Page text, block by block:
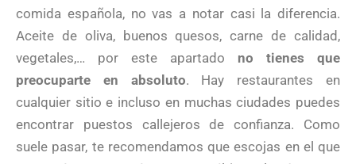
comida española, no vas a notar casi la diferencia.
Aceite de oliva, buenos quesos, carne de calidad,
vegetales,… por este apartado no tienes que
preocuparte en absoluto. Hay restaurantes en
cualquier sitio e incluso en muchas ciudades puedes
encontrar puestos callejeros de confianza. Como
suele pasar, te recomendamos que escojas en el que